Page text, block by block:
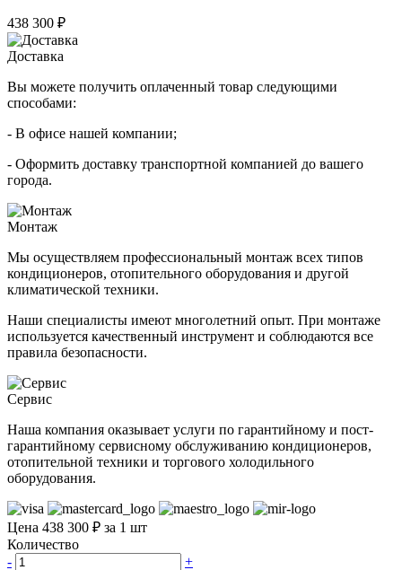
438 300 ₽
Доставка
Вы можете получить оплаченный товар следующими
способами:
- В офисе нашей компании;
- Оформить доставку транспортной компанией до вашего
города.
Монтаж
Мы осуществляем профессиональный монтаж всех типов
кондиционеров, отопительного оборудования и другой
климатической техники.
Наши специалисты имеют многолетний опыт. При монтаже
используется качественный инструмент и соблюдаются все
правила безопасности.
Сервис
Наша компания оказывает услуги по гарантийному и пост-
гарантийному сервисному обслуживанию кондиционеров,
отопительной техники и торгового холодильного
оборудования.
Цена 438 300 ₽ за 1 шт
Количество
-
+